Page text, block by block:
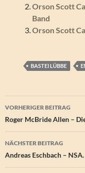
Orson Scott
Band
Orson Scott
BASTEI LÜBBE
VORHERIGER BEITRAG
Roger McBride Allen –
NÄCHSTER BEITRAG
Andreas Eschbach –